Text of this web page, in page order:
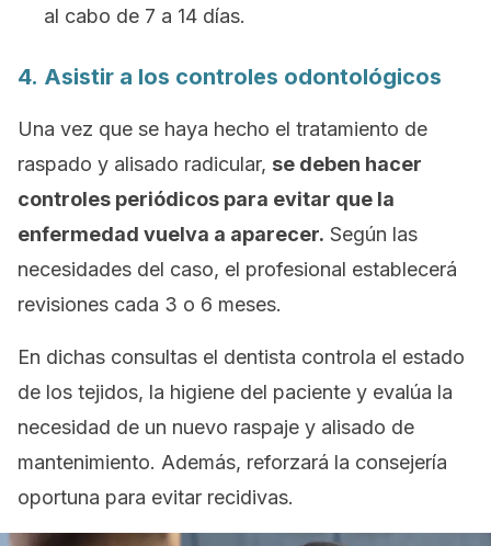
al cabo de 7 a 14 días.
4. Asistir a los controles odontológicos
Una vez que se haya hecho el tratamiento de
raspado y alisado radicular, se deben hacer
controles periódicos para evitar que la
enfermedad vuelva a aparecer. Según las
necesidades del caso, el profesional establecerá
revisiones cada 3 o 6 meses.
En dichas consultas el dentista controla el estado
de los tejidos, la higiene del paciente y evalúa la
necesidad de un nuevo raspaje y alisado de
mantenimiento. Además, reforzará la consejería
oportuna para evitar recidivas.